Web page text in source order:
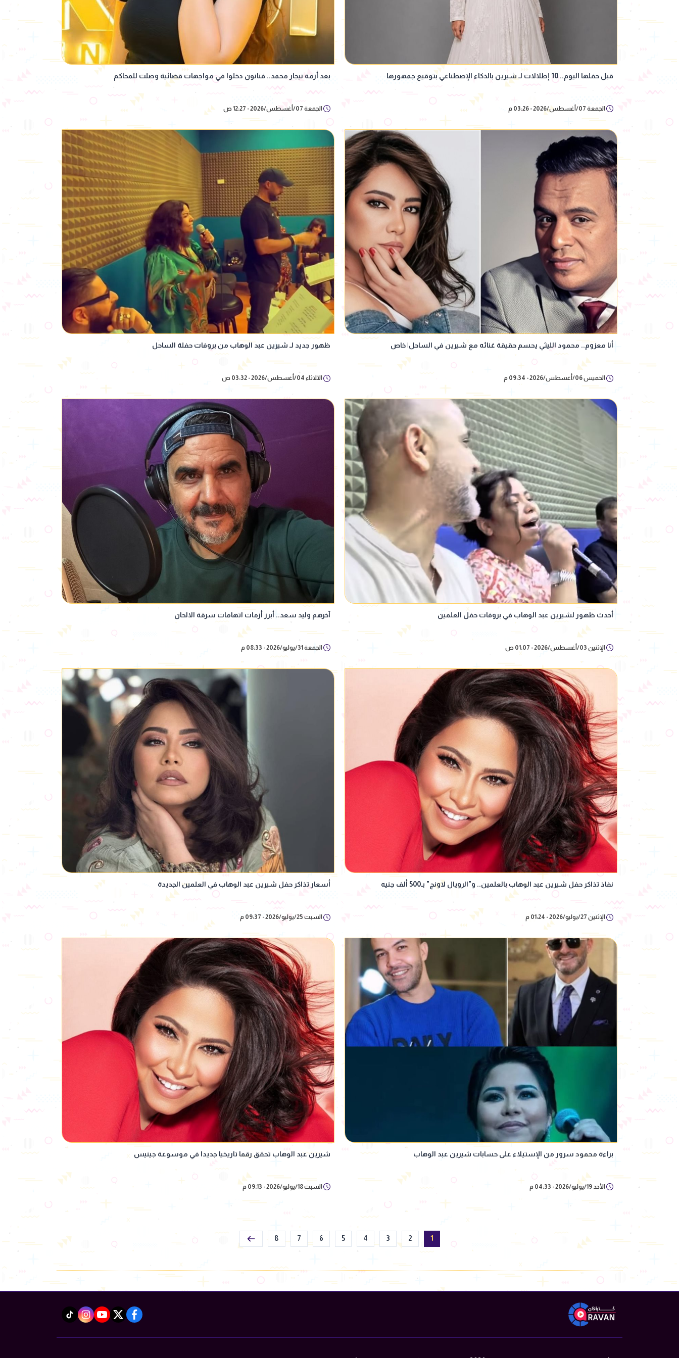
قبل حفلها اليوم.. 10 إطلالات لـ شيرين بالذكاء الإصطناعي بتوقيع جمهورها
الجمعة 07/أغسطس/2026 - 03:26 م
بعد أزمة نيجار محمد.. فنانون دخلوا في مواجهات قضائية وصلت للمحاكم
الجمعة 07/أغسطس/2026 - 12:27 ص
أنا معزوم.. محمود الليثي يحسم حقيقة غنائه مع شيرين في الساحل| خاص
الخميس 06/أغسطس/2026 - 09:34 م
ظهور جديد لـ شيرين عبد الوهاب من بروفات حفلة الساحل
الثلاثاء 04/أغسطس/2026 - 03:32 ص
أحدث ظهور لشيرين عبد الوهاب في بروفات حفل العلمين
الإثنين 03/أغسطس/2026 - 01:07 ص
آخرهم وليد سعد.. أبرز أزمات اتهامات سرقة الالحان
الجمعة 31/يوليو/2026 - 08:33 م
نفاذ تذاكر حفل شيرين عبد الوهاب بالعلمين.. و"الرويال لاونج" بـ500 ألف جنيه
الإثنين 27/يوليو/2026 - 01:24 م
أسعار تذاكر حفل شيرين عبد الوهاب في العلمين الجديدة
السبت 25/يوليو/2026 - 09:37 م
براءة محمود سرور من الإستيلاء على حسابات شيرين عبد الوهاب
الأحد 19/يوليو/2026 - 04:33 م
شيرين عبد الوهاب تحقق رقما تاريخيا جديدا في موسوعة جينيس
السبت 18/يوليو/2026 - 09:13 م
1
2
3
4
5
6
7
8
facebook
twitter
youtube
instagram
tiktok